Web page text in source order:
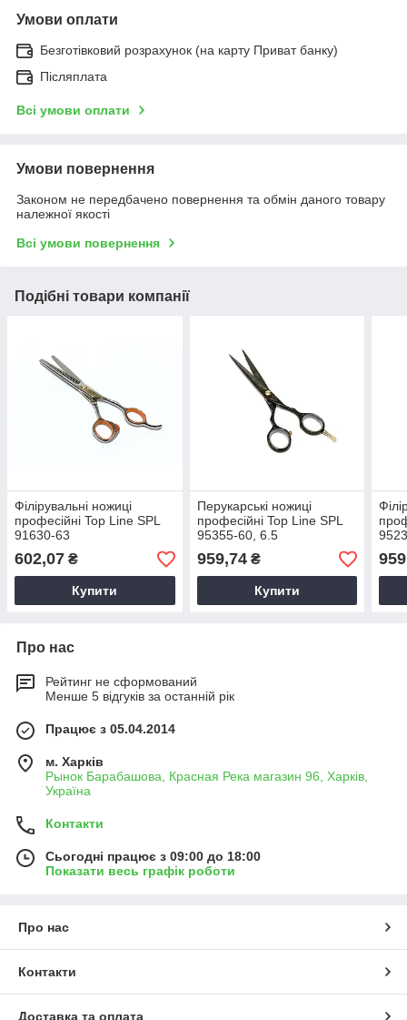
Умови оплати
Безготівковий розрахунок (на карту Приват банку)
Післяплата
Всі умови оплати
Умови повернення
Законом не передбачено повернення та обмін даного товару
належної якості
Всі умови повернення
Подібні товари компанії
Філірувальні ножиці
професійні Top Line SPL
91630-63
602,07 ₴
Купити
Перукарські ножиці
професійні Top Line SPL
95355-60, 6.5
959,74₴
Купити
Про нас
Рейтинг не сформований
Менше 5 відгуків за останній рік
Працює з 05.04.2014
м. Харків
Рынок Барабашова, Красная Река магазин 96, Харків,
Україна
Контакти
Сьогодні працює з 09:00 до 18:00
Показати весь графік роботи
Про нас
Контакти
Доставка та оплата